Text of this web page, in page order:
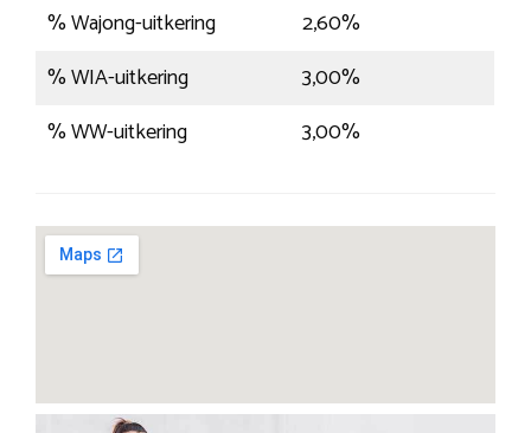
% Wajong-uitkering
2,60%
% WIA-uitkering
3,00%
% WW-uitkering
3,00%